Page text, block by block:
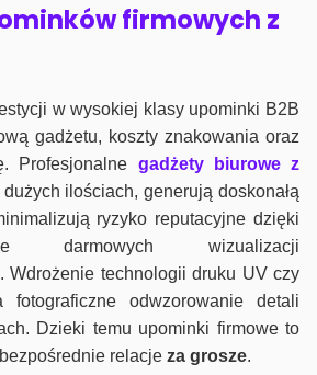
firmowych z
w wysokiej klasy upominki B2B
gadżetu, koszty znakowania oraz
Profesjonalne gadżety biurowe z
ilościach, generują doskonałą
ryzyko reputacyjne dzięki
darmowych wizualizacji
Wdrożenie technologii druku UV czy
fotograficzne odwzorowanie detali
Dzieki temu upominki firmowe to
relacje za grosze.